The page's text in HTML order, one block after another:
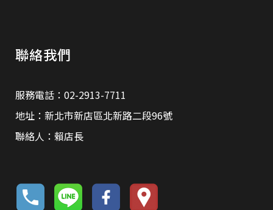
聯絡我們
服務電話：02-2913-7711
地址：新北市新店區北新路二段96號
聯絡人：賴店長